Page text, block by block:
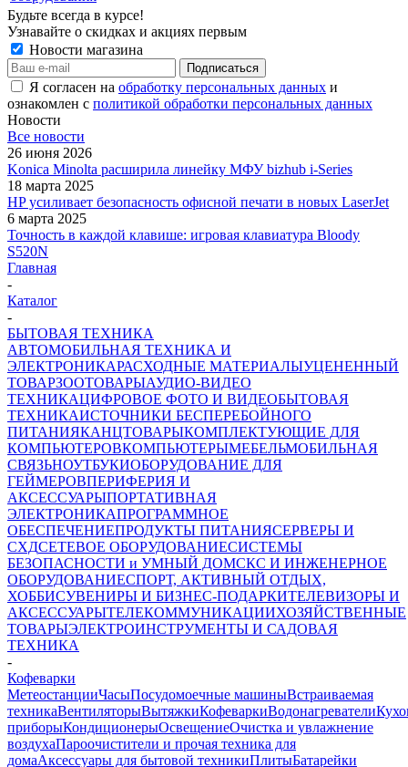
Будьте всегда в курсе!
Узнавайте о скидках и акциях первым
Новости магазина
Я согласен на обработку персональных данных и
ознакомлен с политикой обработки персональных данных
Новости
Все новости
26 июня 2026
Konica Minolta расширила линейку МФУ bizhub i-Series
18 марта 2025
HP усиливает безопасность офисной печати в новых LaserJet
6 марта 2025
Точность в каждой клавише: игровая клавиатура Bloody
S520N
Главная
-
Каталог
-
БЫТОВАЯ ТЕХНИКА
АВТОМОБИЛЬНАЯ ТЕХНИКА И
ЭЛЕКТРОНИКАРАСХОДНЫЕ МАТЕРИАЛЫУЦЕНЕННЫЙ
ТОВАРЗООТОВАРЫАУДИО-ВИДЕО
ТЕХНИКАЦИФРОВОЕ ФОТО И ВИДЕОБЫТОВАЯ
ТЕХНИКАИСТОЧНИКИ БЕСПЕРЕБОЙНОГО
ПИТАНИЯКАНЦТОВАРЫКОМПЛЕКТУЮЩИЕ ДЛЯ
КОМПЬЮТЕРОВКОМПЬЮТЕРЫМЕБЕЛЬМОБИЛЬНАЯ
СВЯЗЬНОУТБУКИОБОРУДОВАНИЕ ДЛЯ
ГЕЙМЕРОВПЕРИФЕРИЯ И
АКСЕССУАРЫПОРТАТИВНАЯ
ЭЛЕКТРОНИКАПРОГРАММНОЕ
ОБЕСПЕЧЕНИЕПРОДУКТЫ ПИТАНИЯСЕРВЕРЫ И
СХДСЕТЕВОЕ ОБОРУДОВАНИЕСИСТЕМЫ
БЕЗОПАСНОСТИ и УМНЫЙ ДОМСКС И ИНЖЕНЕРНОЕ
ОБОРУДОВАНИЕСПОРТ, АКТИВНЫЙ ОТДЫХ,
ХОББИСУВЕНИРЫ И БИЗНЕС-ПОДАРКИТЕЛЕВИЗОРЫ И
АКСЕССУАРЫТЕЛЕКОММУНИКАЦИИХОЗЯЙСТВЕННЫЕ
ТОВАРЫЭЛЕКТРОИНСТРУМЕНТЫ И САДОВАЯ
ТЕХНИКА
-
Кофеварки
МетеостанцииЧасыПосудомоечные машиныВстраиваемая
техникаВентиляторыВытяжкиКофеваркиВодонагреватели
приборыКондиционерыОсвещениеОчистка и увлажнение
воздухаПароочистители и прочая техника для
домаАксессуары для бытовой техникиПлитыБатарейки